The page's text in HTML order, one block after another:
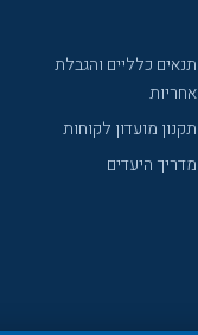
תנאים כלליים והגבלת
אחריות
תקנון מועדון לקוחות
מדריך היעדים